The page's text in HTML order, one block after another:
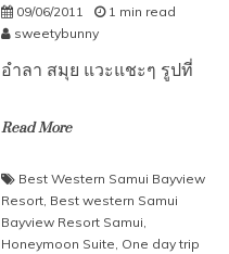
09/06/2011
1 min read
sweetybunny
อำลา สมุย แวะแชะๆ รูปที่
Read More
Best Western Samui Bayview
Resort, Best western Samui
Bayview Resort Samui
Honeymoon Suite One day trip